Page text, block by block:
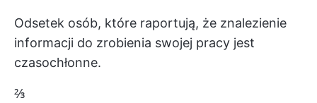
Odsetek osób, które raportują, że znalezienie
informacji do zrobienia swojej pracy jest
czasochłonne.
⅔